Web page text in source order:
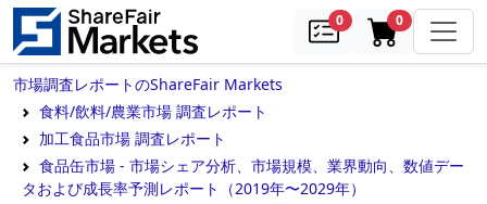
0samples0in cart
市場調査レポートのShareFair Markets
食料/飲料/農業市場 調査レポート
加工食品市場 調査レポート
食品缶市場 - 市場シェア分析、市場規模、業界動向、数値デー
タおよび成長率予測レポート（2019年〜2029年）